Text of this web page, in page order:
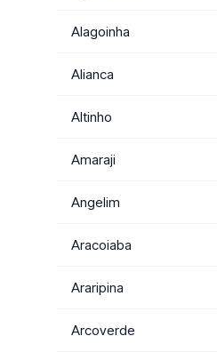
Alagoinha
Alianca
Altinho
Amaraji
Angelim
Aracoiaba
Araripina
Arcoverde